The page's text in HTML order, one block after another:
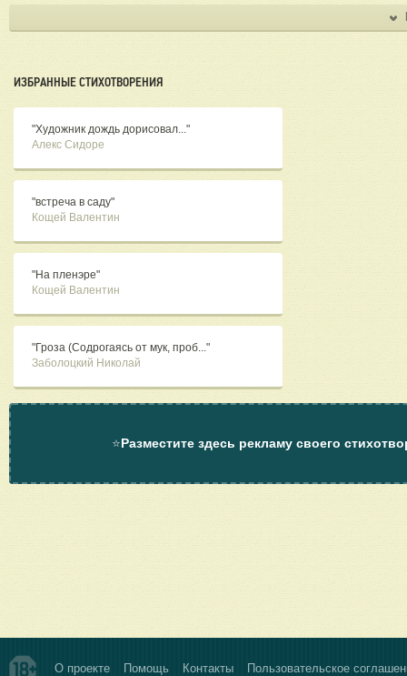
ИЗБРАННЫЕ СТИХОТВОРЕНИЯ
"Художник дождь дорисовал..."
Алекс Сидоре
"встреча в саду"
Кощей Валентин
"На пленэре"
Кощей Валентин
"Гроза (Содрогаясь от мук, проб..."
Заболоцкий Николай
⭐Разместите здесь рекламу своего
О проекте Помощь Контакты Пользовательское